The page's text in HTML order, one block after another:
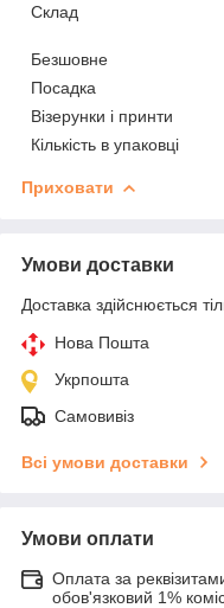
Склад
Безшовне
Посадка
Візерунки і принти
Кількість в упаковці
Приховати
Умови доставки
Доставка здійснюється
Нова Пошта
Укрпошта
Самовивіз
Всі умови доставки
Умови оплати
Оплата за
обов'язковий 1%